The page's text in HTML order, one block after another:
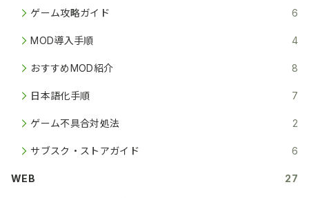
ゲーム攻略ガイド 6
MOD導入手順 4
おすすめMOD紹介 8
日本語化手順 7
ゲーム不具合対処法 2
サブスク・ストアガイド 6
WEB 27